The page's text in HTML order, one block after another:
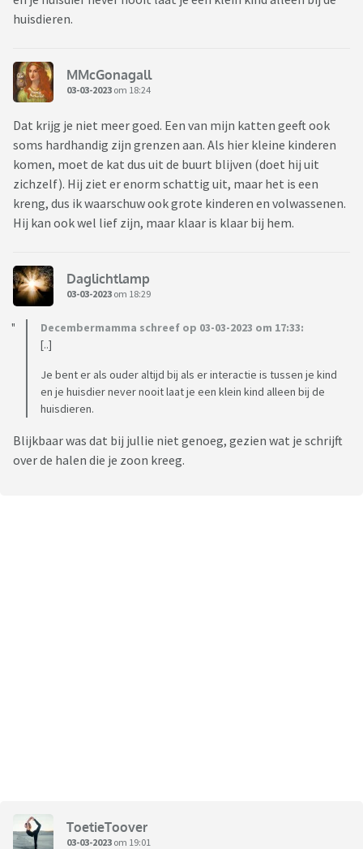
ongeluk! Vorige week liep Spencer langs en wilde mijn
Spencer naar hem.
hou heel veel van Spencer, maar ik hou nog meer van mijn
zoontje en ik wil dat ze beide veilig zijn. Als mijn zoontje
straks kan kruipen en de kat loopt langs weet ik niet of ik
altijd snel genoeg ben om te voorkomen dat hij Spencer
aanraakt….en die gedachte beangstigt mij.
huisdieren.
MMcGonagall
03-03-2023 om 18:24
Dat krijg je niet meer goed. Een van mijn katten geeft ook
soms hardhandig zijn grenzen aan. Als hier kleine kinderen
komen, moet de kat dus uit de buurt blijven (doet hij uit
zichzelf). Hij ziet er enorm schattig uit, maar het is een
kreng, dus ik waarschuw ook grote kinderen en volwassenen.
Hij kan ook wel lief zijn, maar klaar is klaar bij hem.
Daglichtlamp
03-03-2023 om 18:29
Decembermamma schreef op 03-03-2023 om 17:33:
[..]
Je bent er als ouder altijd bij als er interactie is tussen je kind
en je huisdier never nooit laat je een klein kind alleen bij de
huisdieren.
Blijkbaar was dat bij jullie niet genoeg, gezien wat je schrijft
over de halen die je zoon kreeg.
ToetieToover
03-03-2023 om 19:01